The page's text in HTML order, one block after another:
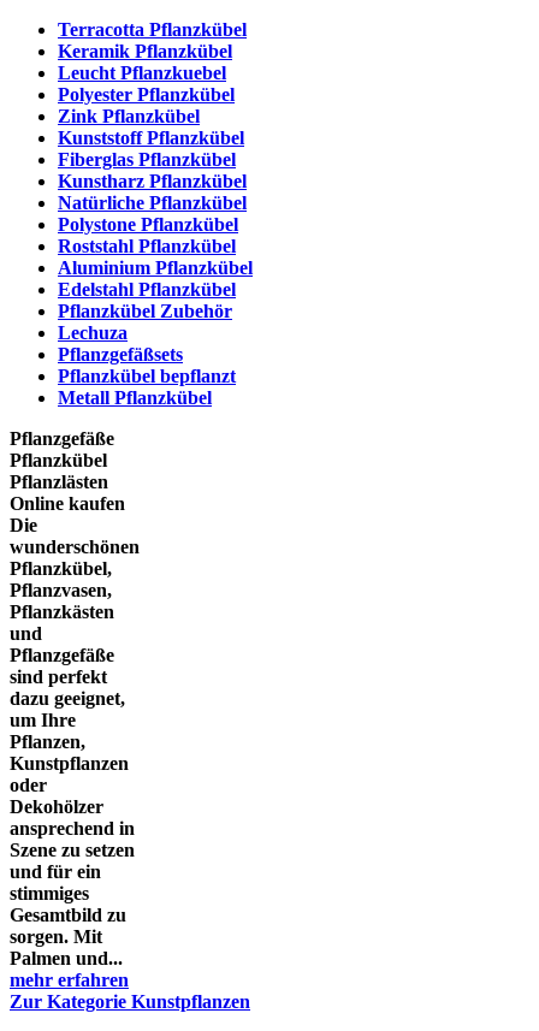
Terracotta Pflanzkübel
Keramik Pflanzkübel
Leucht Pflanzkuebel
Polyester Pflanzkübel
Zink Pflanzkübel
Kunststoff Pflanzkübel
Fiberglas Pflanzkübel
Kunstharz Pflanzkübel
Natürliche Pflanzkübel
Polystone Pflanzkübel
Roststahl Pflanzkübel
Aluminium Pflanzkübel
Edelstahl Pflanzkübel
Pflanzkübel Zubehör
Lechuza
Pflanzgefäßsets
Pflanzkübel bepflanzt
Metall Pflanzkübel
Pflanzgefäße
Pflanzkübel
Pflanzlästen
Online kaufen
Die
wunderschönen
Pflanzkübel,
Pflanzvasen,
Pflanzkästen
und
Pflanzgefäße
sind perfekt
dazu geeignet,
um Ihre
Pflanzen,
Kunstpflanzen
oder
Dekohölzer
ansprechend in
Szene zu setzen
und für ein
stimmiges
Gesamtbild zu
sorgen. Mit
Palmen und...
mehr erfahren
Zur Kategorie Kunstpflanzen